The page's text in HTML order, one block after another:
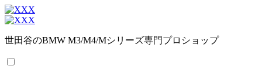
世田谷のBMW M3/M4/Mシリーズ専門プロショップ